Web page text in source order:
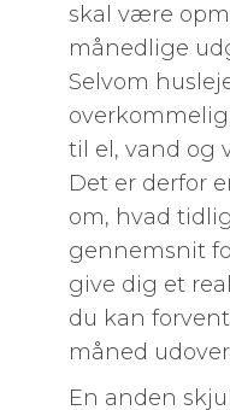
skal være
månedlige
Selvom
til el, vand og
Det er derfor
om, hvad
gennemsnit
give dig et
du kan
måned
En anden